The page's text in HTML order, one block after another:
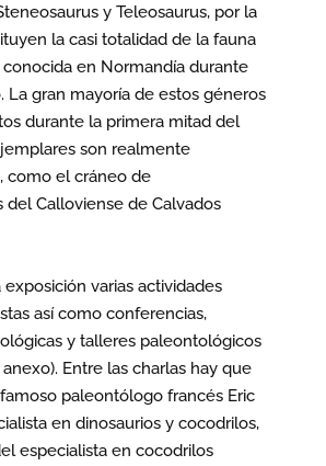
y Teleosaurus, por la
la casi totalidad de la fauna
en Normandía durante
La gran mayoría de estos géneros
durante la primera mitad del
son realmente
como el cráneo de
del Calloviense de Calvados
exposición varias actividades
así como conferencias,
y talleres paleontológicos
Entre las charlas hay que
paleontólogo francés Eric
en dinosaurios y cocodrilos,
especialista en cocodrilos